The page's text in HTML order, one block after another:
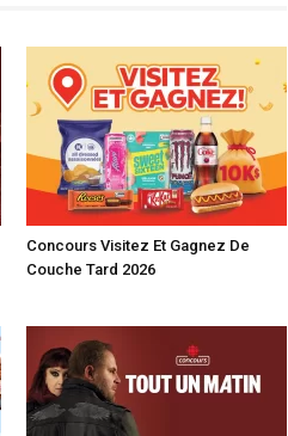
Concours Visitez Et Gagnez De
Couche Tard 2026